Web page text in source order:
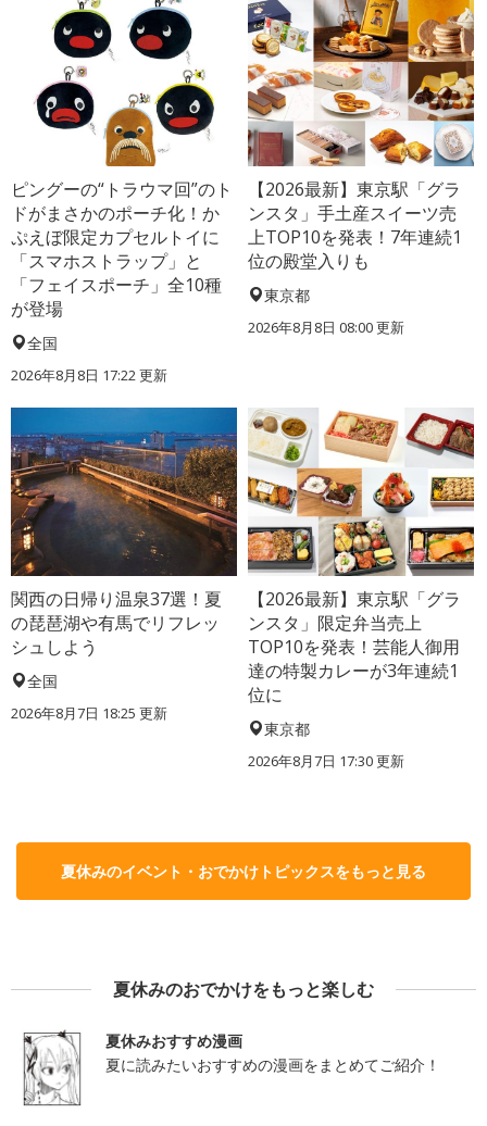
ピングーの“トラウマ回”のト
ドがまさかのポーチ化！か
ぷえぼ限定カプセルトイに
「スマホストラップ」と
「フェイスポーチ」全10種
が登場
全国
2026年8月8日 17:22更新
【2026最新】東京駅「グラ
ンスタ」手土産スイーツ売
上TOP10を発表！7年連続1
位の殿堂入りも
東京都
2026年8月8日 08:00更新
関西の日帰り温泉37選！夏
の琵琶湖や有馬でリフレッ
シュしよう
全国
2026年8月7日 18:25 更新
【2026最新】東京駅「グラ
ンスタ」限定弁当売上
TOP10を発表！芸能人御用
達の特製カレーが3年連続1
位に
東京都
2026年8月7日 17:30更新
夏休みのイベント・おでかけトピックスをもっと見る
夏休みのおでかけをもっと楽しむ
夏休みおすすめ漫画
夏に読みたいおすすめの漫画をまとめてご紹介！